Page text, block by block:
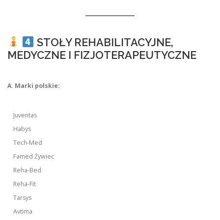
STOŁY REHABILITACYJNE,
MEDYCZNE I FIZJOTERAPEUTYCZNE
A. Marki polskie:
Juventas
Habys
Tech-Med
Famed Żywiec
Reha-Bed
Reha-Fit
Tarsys
Avtima